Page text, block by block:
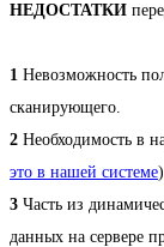
НЕДОСТАТКИ
1 Невозможность
сканирующего.
2 Необходимость в
это в нашей системе
3 Часть из
данных на сервере